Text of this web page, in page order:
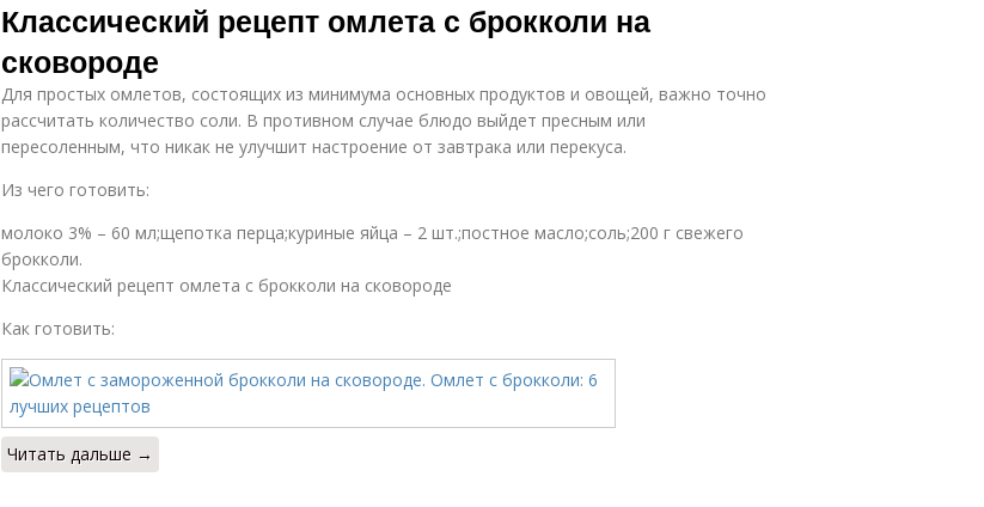
Классический рецепт омлета с брокколи на
сковороде
Для простых омлетов, состоящих из минимума основных продуктов и овощей, важно точно
рассчитать количество соли. В противном случае блюдо выйдет пресным или
пересоленным, что никак не улучшит настроение от завтрака или перекуса.
Из чего готовить:
молоко 3% – 60 мл;щепотка перца;куриные яйца – 2 шт.;постное масло;соль;200 г свежего
брокколи.
Классический рецепт омлета с брокколи на сковороде
Как готовить:
Читать дальше →